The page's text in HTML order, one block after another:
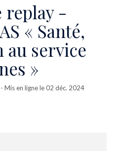
replay -
« Santé,
service
»
- Mis en ligne le 02 déc. 2024